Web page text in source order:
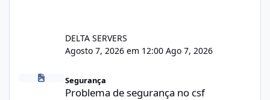
DELTA SERVERS
Agosto 7, 2026 em 12:00 Ago 7, 2026
Segurança
Problema de segurança no csf